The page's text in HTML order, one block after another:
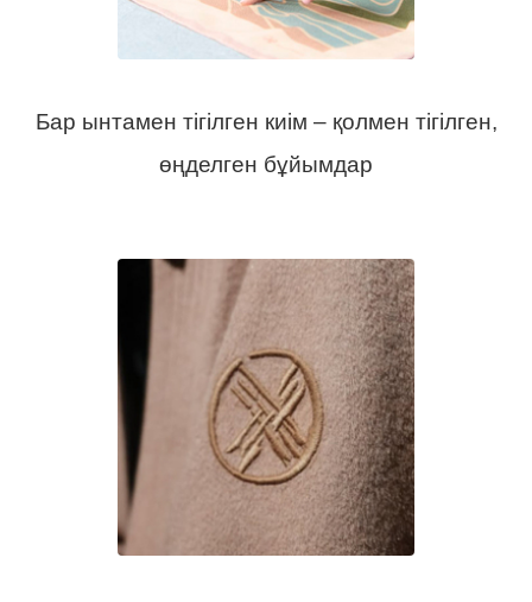
Бар ынтамен тігілген киім – қолмен тігілген,
өңделген бұйымдар